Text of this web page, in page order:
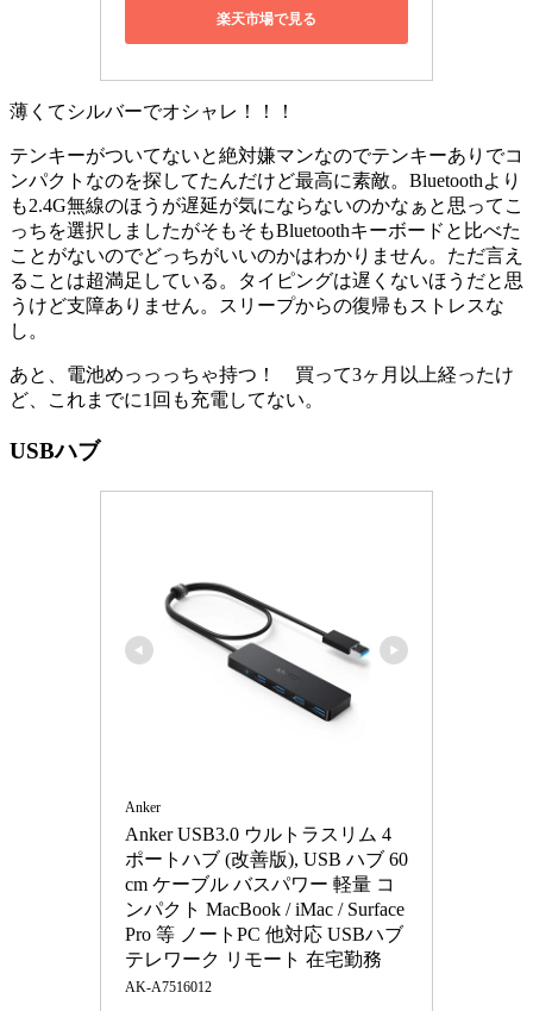
楽天市場で見る
薄くてシルバーでオシャレ！！！
テンキーがついてないと絶対嫌マンなのでテンキーありでコ
ンパクトなのを探してたんだけど最高に素敵。Bluetoothより
も2.4G無線のほうが遅延が気にならないのかなぁと思ってこ
っちを選択しましたがそもそもBluetoothキーボードと比べた
ことがないのでどっちがいいのかはわかりません。ただ言え
ることは超満足している。タイピングは遅くないほうだと思
うけど支障ありません。スリープからの復帰もストレスな
し。
あと、電池めっっっちゃ持つ！ 買って3ヶ月以上経ったけ
ど、これまでに1回も充電してない。
USBハブ
Anker
Anker USB3.0 ウルトラスリム 4
ポートハブ (改善版), USB ハブ 60
cm ケーブル バスパワー 軽量 コ
ンパクト MacBook / iMac / Surface
Pro 等 ノートPC 他対応 USBハブ
テレワーク リモート 在宅勤務
AK-A7516012